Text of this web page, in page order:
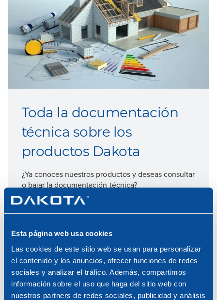
Esta página web usa cookies
Las cookies de este sitio web se usan para personalizar
el contenido y los anuncios, ofrecer funciones de redes
sociales y analizar el tráfico. Además, compartimos
información sobre el uso que haga del sitio web con
nuestros partners de redes sociales, publicidad y análisis
Toda la documentación
técnica sobre los
productos Dakota
¿Ya conoces nuestros productos y deseas consultar
o bajar la documentación técnica?
Entra en la sección dedicada
Documentación técnica